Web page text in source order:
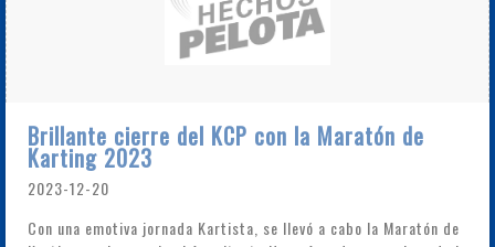
Brillante cierre del KCP con la Maratón de
Karting 2023
2023-12-20
Con una emotiva jornada Kartista, se llevó a cabo la Maratón de